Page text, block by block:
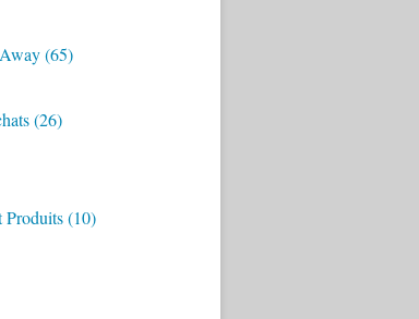
(65)
(26)
Produits(10)